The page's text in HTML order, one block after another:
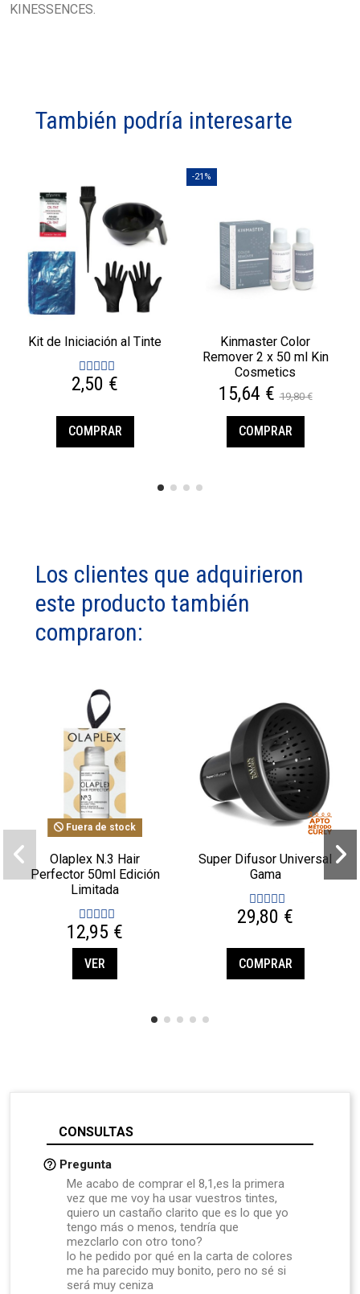
KINESSENCES.
También podría interesarte
Kit de Iniciación al Tinte
2,50 €
COMPRAR
-21%
Kinmaster Color
Remover 2 x 50 ml Kin
Cosmetics
15,64 €19,80 €
COMPRAR
Los clientes que adquirieron
este producto también
compraron:
Fuera de stock
Olaplex N.3 Hair
Perfector 50ml Edición
Limitada
12,95 €
VER
Super Difusor Universal
Gama
29,80 €
COMPRAR
CONSULTAS
Pregunta
Me acabo de comprar el 8,1,es la primera
vez que me voy ha usar vuestros tintes,
quiero un castaño clarito que es lo que yo
tengo más o menos, tendría que
mezclarlo con otro tono?
lo he pedido por qué en la carta de colores
me ha parecido muy bonito, pero no sé si
será muy ceniza